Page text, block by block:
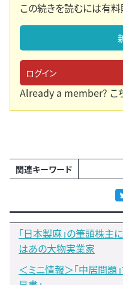
この続きを読むには有
ログイン
Already a member? こ
関連キーワード
「日本製麻」の筆頭株主
はあの大物実業家
＜ミニ情報＞「中居問題